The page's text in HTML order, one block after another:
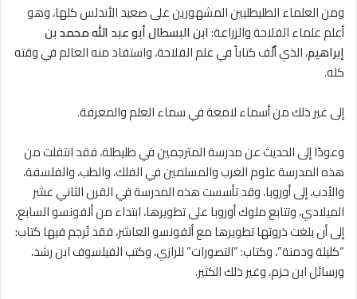
ومن العلماء الطليطليين المشهورين على صعيد الأندلس كلها، وهو
أعلم علماء الفلاحة والزراعة:ابن البسطال أبو عبد الله محمد بن
إبراهيم، الذي ألّف كتاباً في علم الفلاحة، واستفاد منه العالم في وقته
كله.
إلى غير ذلك من أسماء لامعة في سماء العلم والمعرفة.
وعودًا إلى الحديث عن مدرسة المترجمين في طليطلة، فقد انتقلت من
هذه المدرسة علوم العرب والمسلمين في الفلك، والطب، والفلسفة،
والأدب، إلى أوروبا، وقد تأسست هذه المدرسة في القرن الثاني عشر
الميلادي، وتتابع ملوك أوروبا على تطويرها، ابتداء من ألفونسو السابع،
إلى أن بلغت ذروتها تطويرها مع ألفونسو العاشر، فقد تُرجم فيها كتاب:
“كليلة ودمنة”، وكتاب: “التصورات” للرازي، وكتب الفيلسوف ابن رشد،
ورسائل ابن حزم، وغير ذلك الكثير.